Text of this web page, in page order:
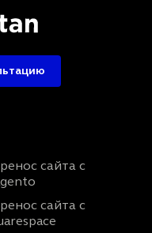
сайта с
сайта с